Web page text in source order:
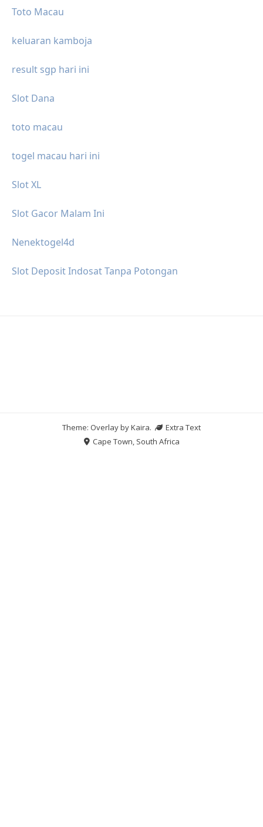
Toto Macau
keluaran kamboja
result sgp hari ini
Slot Dana
toto macau
togel macau hari ini
Slot XL
Slot Gacor Malam Ini
Nenektogel4d
Slot Deposit Indosat Tanpa Potongan
Theme: Overlay byKaira.
Extra Text
Cape Town, South Africa